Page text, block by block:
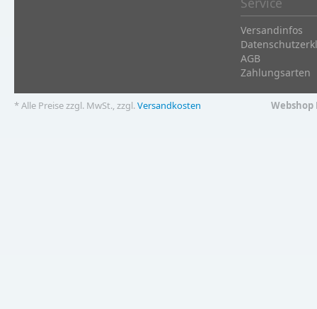
Versandinfos
AGB
Zahlungsarten
* Alle Preise zzgl. MwSt., zzgl.Versandkosten Webshop